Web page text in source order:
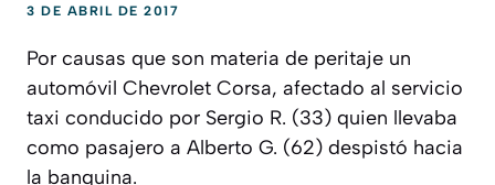
3 DE ABRIL DE 2017
Por causas que son materia de peritaje un
automóvil Chevrolet Corsa, afectado al servicio
taxi conducido por Sergio R. (33) quien llevaba
como pasajero a Alberto G. (62) despistó hacia
la banquina.